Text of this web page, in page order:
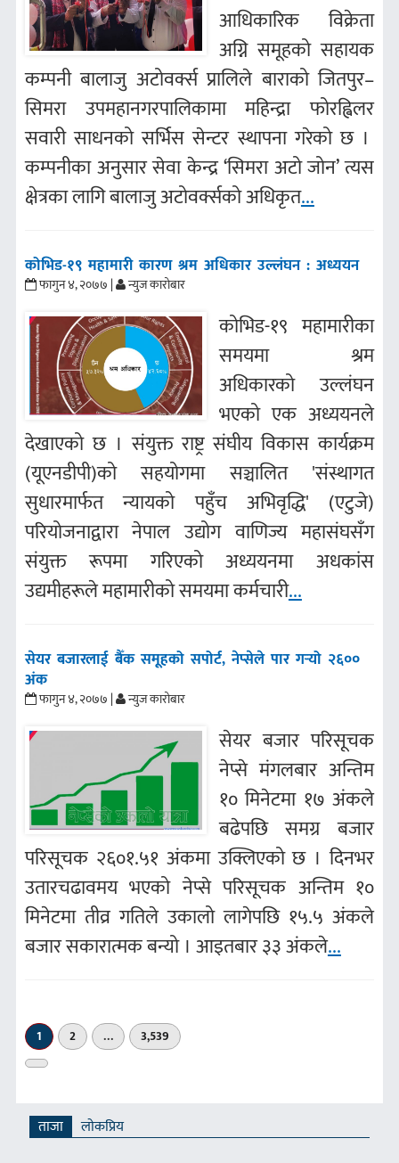
आधिकारिक विक्रेता
अग्नि समूहको सहायक
कम्पनी बालाजु अटोवर्क्स प्रालिले बाराको जितपुर–
सिमरा उपमहानगरपालिकामा महिन्द्रा फोरह्विलर
सवारी साधनको सर्भिस सेन्टर स्थापना गरेको छ ।
कम्पनीका अनुसार सेवा केन्द्र ‘सिमरा अटो जोन’ त्यस
क्षेत्रका लागि बालाजु अटोवर्क्सको अधिकृत...
कोभिड-१९ महामारी कारण श्रम अधिकार उल्लंघन : अध्ययन
फागुन ४, २०७७ | न्युज कारोबार
कोभिड-१९ महामारीका
समयमा श्रम
अधिकारको उल्लंघन
भएको एक अध्ययनले
देखाएको छ । संयुक्त राष्ट्र संघीय विकास कार्यक्रम
(यूएनडीपी)को सहयोगमा सञ्चालित 'संस्थागत
सुधारमार्फत न्यायको पहुँच अभिवृद्धि' (एटुजे)
परियोजनाद्वारा नेपाल उद्योग वाणिज्य महासंघसँग
संयुक्त रूपमा गरिएको अध्ययनमा अधकांस
उद्यमीहरूले महामारीको समयमा कर्मचारी...
सेयर बजारलाई बैँक समूहको सपोर्ट, नेप्सेले पार गर्‍यो २६००
अंक
फागुन ४, २०७७ | न्युज कारोबार
सेयर बजार परिसूचक
नेप्से मंगलबार अन्तिम
१० मिनेटमा १७ अंकले
बढेपछि समग्र बजार
परिसूचक २६०१.५१ अंकमा उक्लिएको छ । दिनभर
उतारचढावमय भएको नेप्से परिसूचक अन्तिम १०
मिनेटमा तीव्र गतिले उकालो लागेपछि १५.५ अंकले
बजार सकारात्मक बन्यो । आइतबार ३३ अंकले...
1 2 …
3,539
अर्को
ताजा लाेकप्रिय